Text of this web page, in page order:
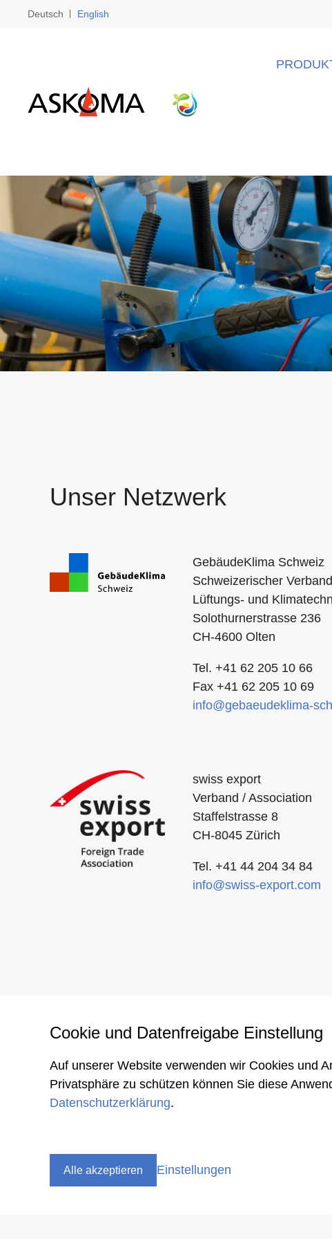
Deutsch English
Unser Netzwerk
GebäudeKlima Schweiz
Schweizerischer
​Lüftungs- und
Solothurnerstrasse 236
CH-4600 Olten
Tel. +41 62 205 10 66
Fax +41 62 205 10 69
info
gebaeudeklima-
swiss export
Verband / Association
Staffelstrasse 8
CH-8045 Zürich
Tel. +41 44 204 34 84
info
swiss-export.com
ASKOMA AG
Industriestrasse 1
Support +41 62 958 70 99
Fax +41 62 958 70 81
Allgemeine
Cookie und Datenfreigabe Einstellung
Auf unserer Website verwenden wir Cookies und
Privatsphäre zu schützen können Sie diese
Datenschutzerklärung.
Alle akzeptieren Einstellungen